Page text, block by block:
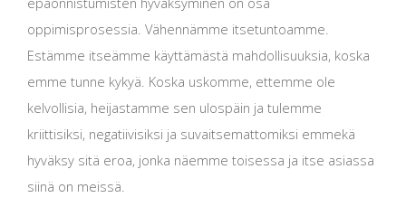
oppimisprosessia. Vähennämme itsetuntoamme.
Estämme itseämme käyttämästä mahdollisuuksia, koska
emme tunne kykyä. Koska uskomme, ettemme ole
kelvollisia, heijastamme sen ulospäin ja tulemme
kriittisiksi, negatiivisiksi ja suvaitsemattomiksi emmekä
hyväksy sitä eroa, jonka näemme toisessa ja itse asiassa
siinä on meissä.